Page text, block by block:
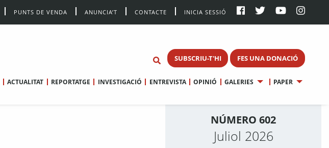
PUNTS DE VENDA ANUNCIA’T CONTACTE INICIA SESSIÓ
SUBSCRIU-T'HI FES UNA DONACIÓ
ACTUALITAT REPORTATGE INVESTIGACIÓ ENTREVISTA OPINIÓ GALERIES PAPER
NÚMERO 602
Juliol 2026